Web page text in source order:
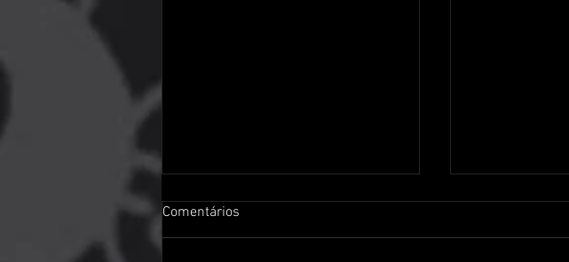
Comentários